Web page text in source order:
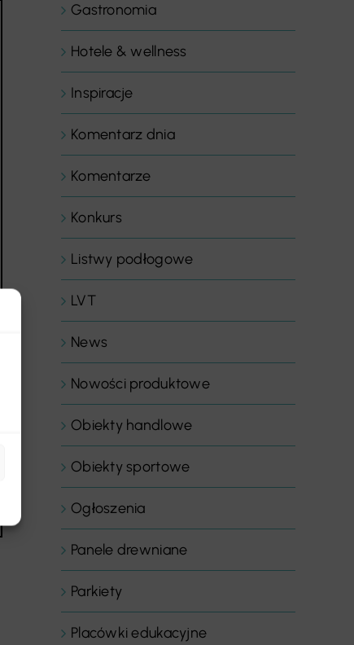
Gastronomia
Hotele & wellness
Inspiracje
Komentarz dnia
Komentarze
Konkurs
Listwy podłogowe
LVT
News
Nowości produktowe
Obiekty handlowe
Obiekty sportowe
Ogłoszenia
Panele drewniane
Parkiety
Placówki edukacyjne